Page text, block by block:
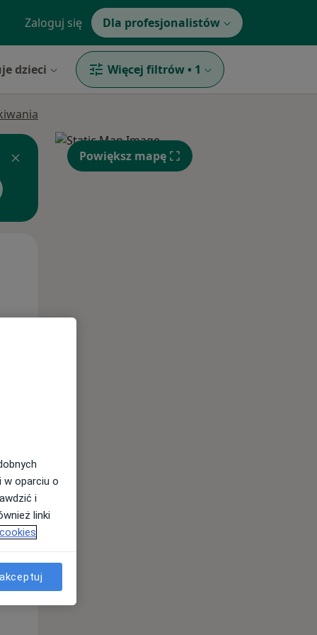
Zaloguj się Dla profesjonalistów
dzieci Więcej filtrów • 1
Śr,
12 Sie
Powiększ mapę
w oparciu o
i
linki